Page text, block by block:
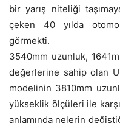
bir yarış niteliği
çeken 40 yılda
görmekti.
3540mm uzunluk,
değerlerine sahip olan
modelinin 3810mm
yükseklik ölçüleri ile
anlamında nelerin